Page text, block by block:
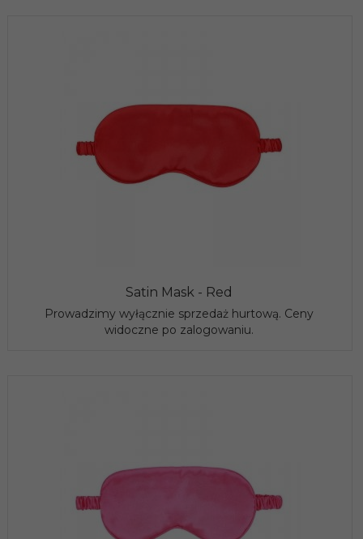
Satin Mask - Red
Prowadzimy wyłącznie sprzedaż hurtową. Ceny
widoczne po zalogowaniu.